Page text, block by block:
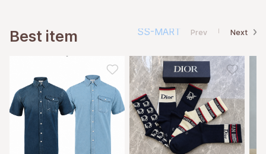
Best item SS-MART